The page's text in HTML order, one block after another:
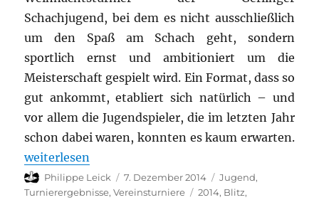
Schachjugend, bei dem es nicht ausschließlich
um den Spaß am Schach geht, sondern
sportlich ernst und ambitioniert um die
Meisterschaft gespielt wird. Ein Format, dass so
gut ankommt, etabliert sich natürlich – und
vor allem die Jugendspieler, die im letzten Jahr
schon dabei waren, konnten es kaum erwarten.
„Weihnachtsturnier der Gerlinger Schachjugend
weiterlesen
Autor
Philippe Leick
Veröffentlicht
am
7. Dezember 2014 Kategorien
Jugend,
Turnierergebnisse,Vereinsturniere Schlagwörter
2014, Blitz,